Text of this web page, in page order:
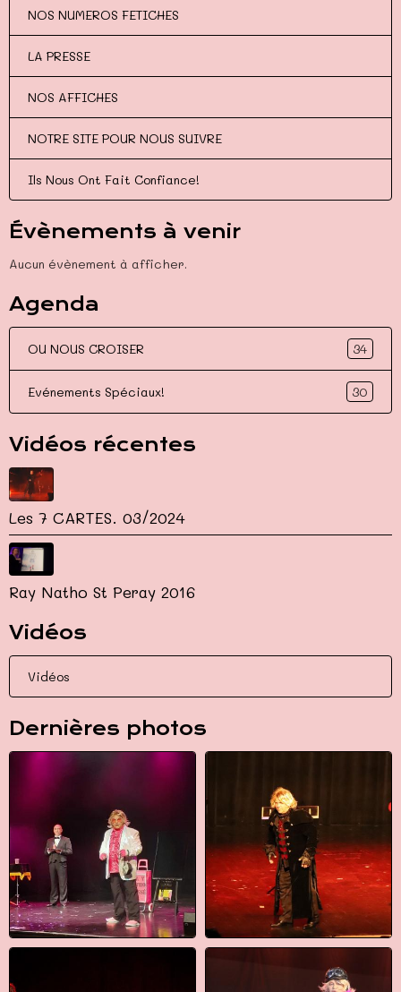
NOS NUMEROS FETICHES
LA PRESSE
NOS AFFICHES
NOTRE SITE POUR NOUS SUIVRE
Ils Nous Ont Fait Confiance!
Évènements à venir
Aucun évènement à afficher.
Agenda
OU NOUS CROISER 34
Evénements Spéciaux! 30
Vidéos récentes
Les 7 CARTES. 03/2024
Ray Natho St Peray 2016
Vidéos
Vidéos
Dernières photos